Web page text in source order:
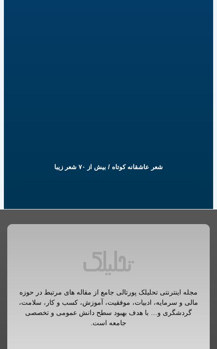
شعر عاشقانه کوتاه / بیش از ۷۰ شعر زیبا
مجله اینترنتی تحلیلک پورتالی جامع از مقاله های مرتبط در حوزه
مالی و سرمایه، ادبیات، موفقیت، آموزش، کسب و کار، سلامت،
گردشگری و… با هدف بهبود سطح دانش عمومی و تخصصی
جامعه است.